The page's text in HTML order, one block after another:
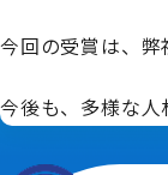
今回の受賞は、
今後も、多様な人